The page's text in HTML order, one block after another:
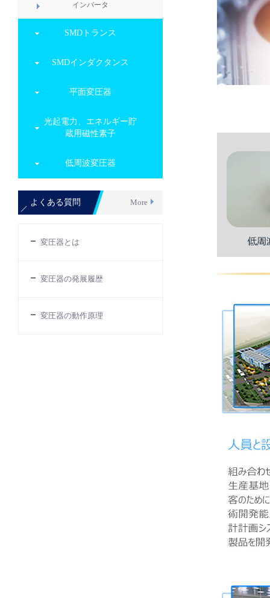
インバータ
SMDトランス
SMDインダクタンス
平面変圧器
光起電力、エネルギー貯
蔵用磁性素子
低周波変圧器
More
よくある質問
変圧器とは
変圧器の発展履歴
変圧器の動作原理